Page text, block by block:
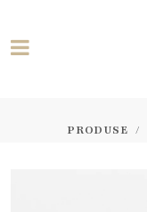
PRODUSE